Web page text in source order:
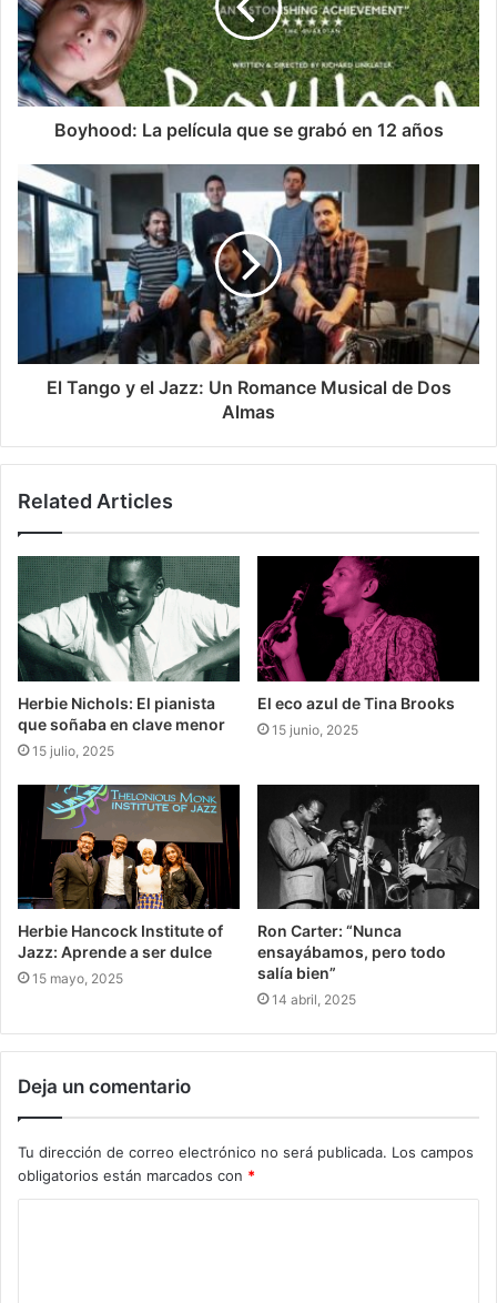
Boyhood: La película que se grabó en 12 años
El Tango y el Jazz: Un Romance Musical de Dos
Almas
Related Articles
Herbie Nichols: El pianista
que soñaba en clave menor
15 julio, 2025
El eco azul de Tina Brooks
15 junio, 2025
Herbie Hancock Institute of
Jazz: Aprende a ser dulce
15 mayo, 2025
Ron Carter: “Nunca
ensayábamos, pero todo
salía bien”
14 abril, 2025
Deja un comentario
Tu dirección de correo electrónico no será publicada. Los campos
obligatorios están marcados con *